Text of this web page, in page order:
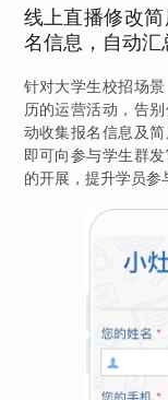
线上直播修改
名信息，自动汇
针对大学生校招场
历的运营活动，告
动收集报名信息及
即可向参与学生群
的开展，提升学员参